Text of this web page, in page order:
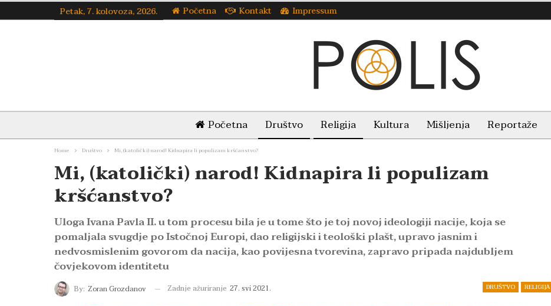
Petak, 7. kolovoza, 2026. Početna Kontakt Impressum
Početna Društvo Religija Kultura Mišljenja Reportaže
Home Društvo Mi, (katolički) narod! Kidnapira li populizam kršćanstvo?
Mi, (katolički) narod! Kidnapira li populizam
kršćanstvo?
Uloga Ivana Pavla II. u tom procesu bila je u tome što je toj novoj ideologiji nacije, koja se
pomaljala svugdje po Istočnoj Europi, dao religijski i teološki plašt, upravo jasnim i
nedvosmislenim govorom da nacija, kao povijesna tvorevina, zapravo pripada najdubljem
čovjekovom identitetu
DRUŠTVO RELIGIJA
By: Zoran Grozdanov Zadnje ažuriranje 27. svi 2021.